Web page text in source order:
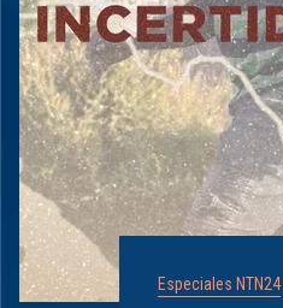
Especiales NTN24